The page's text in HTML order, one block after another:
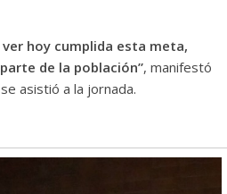
hoy cumplida esta meta,
de la población”, manifestó
asistió a la jornada.